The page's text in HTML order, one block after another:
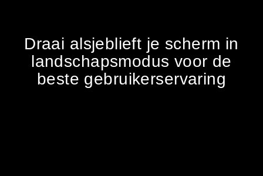
Draai alsjeblieft je scherm in
landschapsmodus voor de
beste gebruikerservaring